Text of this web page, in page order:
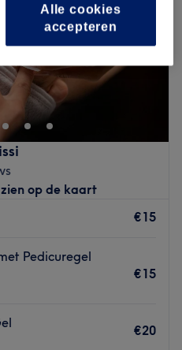
op de kaart
€15
Pedicuregel
€15
€20
Alle cookies
accepteren